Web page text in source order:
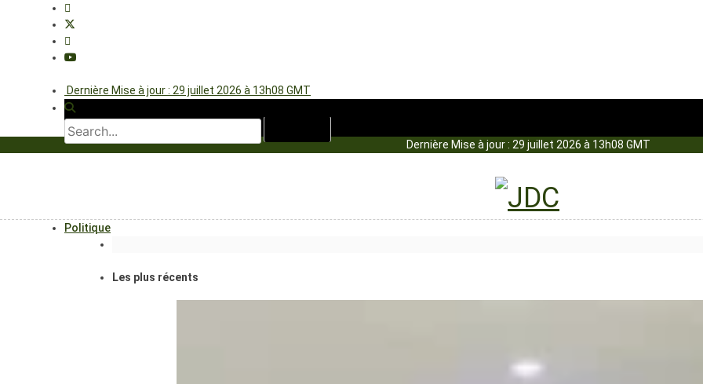
Dernière Mise à jour : 29 juillet 2026 à 13h08 GMT
Dernière Mise à jour : 29 juillet 2026 à 13h08 GMT
Politique
Les plus récents